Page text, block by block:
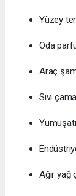
Yüzey
Oda
Araç
Sıvı
Ağır yağ